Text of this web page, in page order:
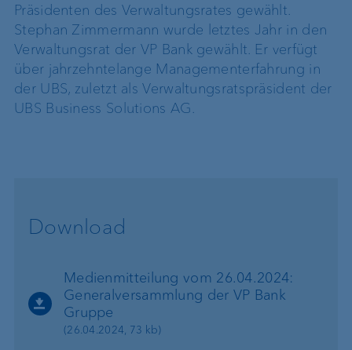
Präsidenten des Verwaltungsrates gewählt.
Stephan Zimmermann wurde letztes Jahr in den
Verwaltungsrat der VP Bank gewählt. Er verfügt
über jahrzehntelange Managementerfahrung in
der UBS, zuletzt als Verwaltungsratspräsident der
UBS Business Solutions AG.
Download
Medienmitteilung vom 26.04.2024:
Generalversammlung der VP Bank
Gruppe
(26.04.2024, 73 kb)